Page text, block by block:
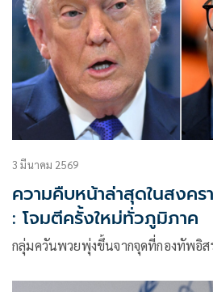
3 มีนาคม 2569
ความคืบหน้าล่าสุดในสงค
: โจมตีครั้งใหม่ทั่วภูมิภาค
กลุ่มควันพวยพุ่งขึ้นจากจุดที่กองทัพอิส